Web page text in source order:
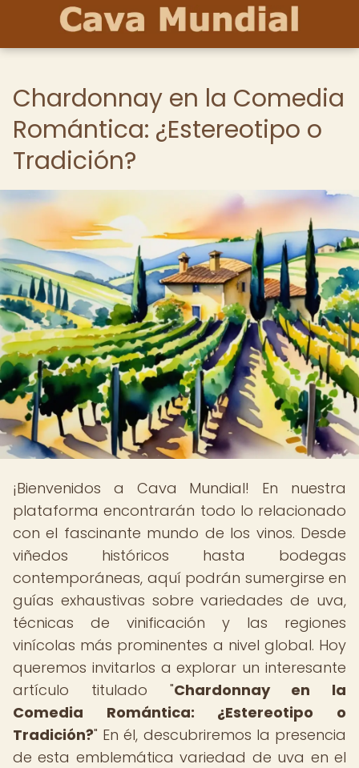
Chardonnay en la Comedia
Romántica: ¿Estereotipo o
Tradición?
¡Bienvenidos a Cava Mundial! En nuestra
plataforma encontrarán todo lo relacionado
con el fascinante mundo de los vinos. Desde
viñedos históricos hasta bodegas
contemporáneas, aquí podrán sumergirse en
guías exhaustivas sobre variedades de uva,
técnicas de vinificación y las regiones
vinícolas más prominentes a nivel global. Hoy
queremos invitarlos a explorar un interesante
artículo titulado "Chardonnay en la
Comedia Romántica: ¿Estereotipo o
Tradición?" En él, descubriremos la presencia
de esta emblemática variedad de uva en el